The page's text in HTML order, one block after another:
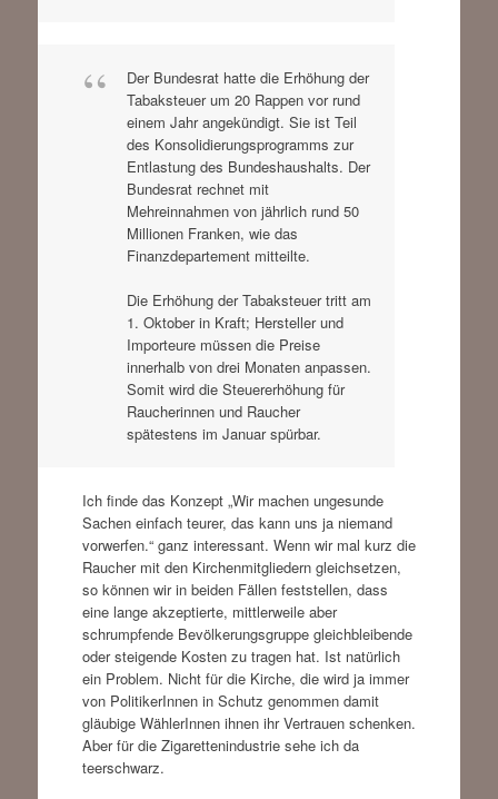
Der Bundesrat hatte die Erhöhung der
Tabaksteuer um 20 Rappen vor rund
einem Jahr angekündigt. Sie ist Teil
des Konsolidierungsprogramms zur
Entlastung des Bundeshaushalts. Der
Bundesrat rechnet mit
Mehreinnahmen von jährlich rund 50
Millionen Franken, wie das
Finanzdepartement mitteilte.
Die Erhöhung der Tabaksteuer tritt am
1. Oktober in Kraft; Hersteller und
Importeure müssen die Preise
innerhalb von drei Monaten anpassen.
Somit wird die Steuererhöhung für
Raucherinnen und Raucher
spätestens im Januar spürbar.
Ich finde das Konzept „Wir machen ungesunde
Sachen einfach teurer, das kann uns ja niemand
vorwerfen.“ ganz interessant. Wenn wir mal kurz die
Raucher mit den Kirchenmitgliedern gleichsetzen,
so können wir in beiden Fällen feststellen, dass
eine lange akzeptierte, mittlerweile aber
schrumpfende Bevölkerungsgruppe gleichbleibende
oder steigende Kosten zu tragen hat. Ist natürlich
ein Problem. Nicht für die Kirche, die wird ja immer
von PolitikerInnen in Schutz genommen damit
gläubige WählerInnen ihnen ihr Vertrauen schenken.
Aber für die Zigarettenindustrie sehe ich da
teerschwarz.